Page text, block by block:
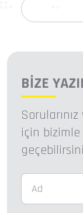
BİZE
için